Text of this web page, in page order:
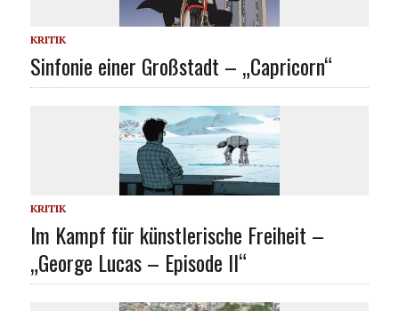
KRITIK
Sinfonie einer Großstadt – „Capricorn“
KRITIK
Im Kampf für künstlerische Freiheit –
„George Lucas – Episode II“